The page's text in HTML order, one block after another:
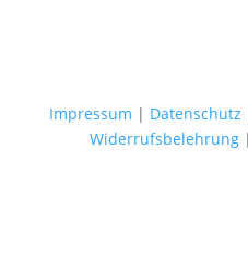
Impressum | Datenschutz
Widerrufsbelehrung|